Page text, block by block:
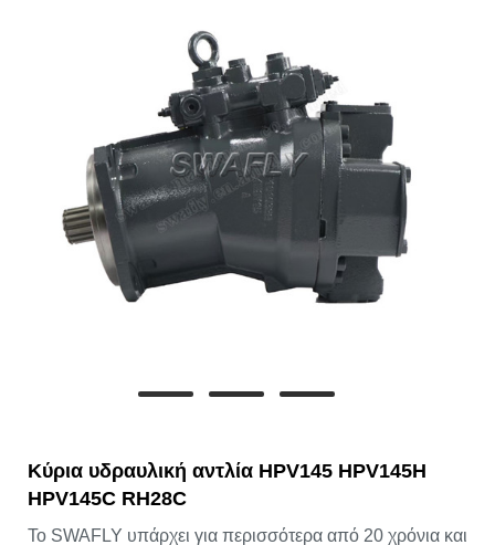
Κύρια υδραυλική αντλία HPV145 HPV145H
HPV145C RH28C
Το SWAFLY υπάρχει για περισσότερα από 20 χρόνια και